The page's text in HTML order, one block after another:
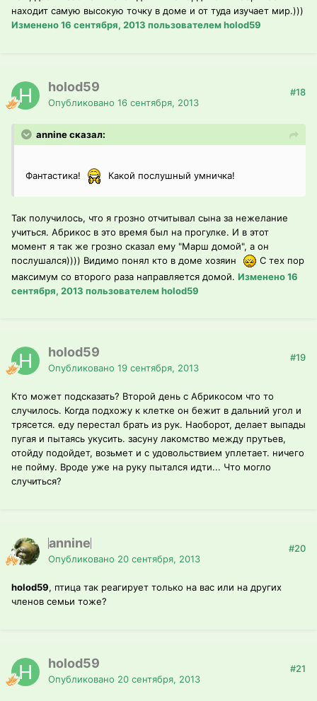
находит самую высокую точку в доме и от туда изучает мир.)))
Изменено16 сентября, 2013 пользователем holod59
holod59
Опубликовано 16 сентября, 2013
#18
annine сказал:
Фантастика! Какой послушный умничка!
Так получилось, что я грозно отчитывал сына за нежелание
учиться. Абрикос в это время был на прогулке. И в этот
момент я так же грозно сказал ему "Марш домой", а он
послушался)))) Видимо понял кто в доме хозяин
С тех пор
максимум со второго раза направляется домой. Изменено16
сентября, 2013 пользователем holod59
holod59
Опубликовано 19 сентября, 2013
#19
Кто может подсказать? Второй день с Абрикосом что то
случилось. Когда подхожу к клетке он бежит в дальний угол и
трясется. еду перестал брать из рук. Наоборот, делает выпады
пугая и пытаясь укусить. засуну лакомство между прутьев,
отойду подойдет, возьмет и с удовольствием уплетает. ничего
не пойму. Вроде уже на руку пытался идти... Что могло
случиться?
annine
Опубликовано 20 сентября, 2013
#20
holod59, птица так реагирует только на вас или на других
членов семьи тоже?
holod59
Опубликовано 20 сентября, 2013
#21